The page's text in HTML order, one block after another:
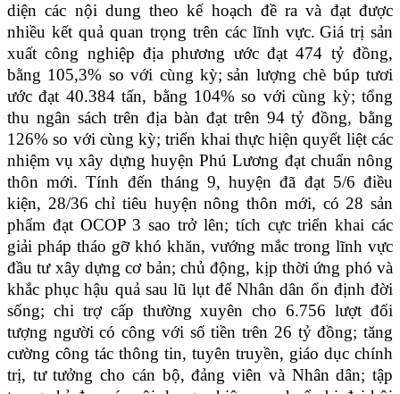
diện các nội dung theo kế hoạch đề ra và đạt được
nhiều kết quả quan trọng trên các lĩnh vực. Giá trị sản
xuất công nghiệp địa phương ước đạt 474 tỷ đồng,
bằng 105,3% so với cùng kỳ; sản lượng chè búp tươi
ước đạt 40.384 tấn, bằng 104% so với cùng kỳ; tổng
thu ngân sách trên địa bàn đạt trên 94 tỷ đồng, bằng
126% so với cùng kỳ;triển khai thực hiện quyết liệt các
nhiệm vụ xây dựng huyện Phú Lương đạt chuẩn nông
thôn mới. Tính đến tháng 9, huyện đã đạt 5/6 điều
kiện, 28/36 chỉ tiêu huyện nông thôn mới, có 28 sản
phẩm đạt OCOP 3 sao trở lên; tích cựctriển khai các
giải pháp tháo gỡ khó khăn, vướng mắc trong lĩnh vực
đầu tư xây dựng cơ bản; chủ động, kịp thời ứng phó và
khắc phục hậu quảsau lũ lụt để Nhân dân ổn định đời
sống; chi trợ cấp thường xuyên cho 6.756 lượt đối
tượng người có công với số tiền trên 26 tỷ đồng;tăng
cường công tác thông tin, tuyên truyền, giáo dục chính
trị, tư tưởng cho cán bộ, đảng viên và Nhân dân; tập